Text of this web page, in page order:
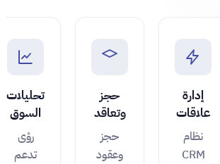
إدارة
علاقات
نظام
CRM
حجز
وتعاقد
حجز
وعقود
تحليلات
السوق
رؤى
تدعم